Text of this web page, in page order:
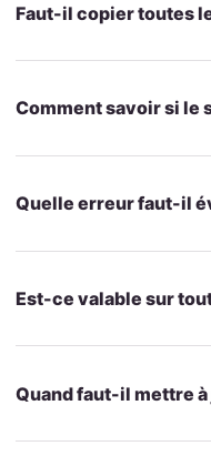
Faut-il copier toutes
Comment savoir si le
Quelle erreur faut-il
Est-ce valable sur
Quand faut-il mettre